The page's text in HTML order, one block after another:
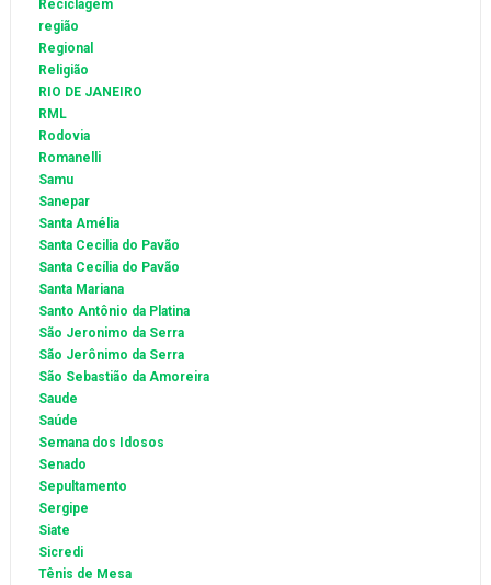
Reciclagem
região
Regional
Religião
RIO DE JANEIRO
RML
Rodovia
Romanelli
Samu
Sanepar
Santa Amélia
Santa Cecilia do Pavão
Santa Cecília do Pavão
Santa Mariana
Santo Antônio da Platina
São Jeronimo da Serra
São Jerônimo da Serra
São Sebastião da Amoreira
Saude
Saúde
Semana dos Idosos
Senado
Sepultamento
Sergipe
Siate
Sicredi
Tênis de Mesa